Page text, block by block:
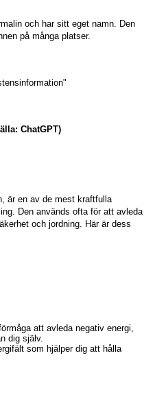
och har sitt eget namn. Den
på många platser.
ChatGPT)
är en av de mest kraftfulla
Den används ofta för att avleda
och jordning. Här är dess
att avleda negativ energi,
dig själv.
som hjälper dig att hålla